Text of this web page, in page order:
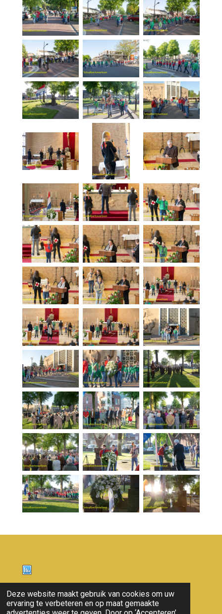
Deze website maakt gebruik van cookies om uw
ervaring te verbeteren en op maat gemaakte
Nieuws
© 2011 - 2026 overloon nieuws